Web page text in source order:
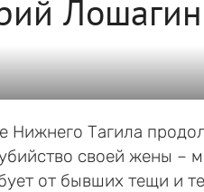
Нижнего Тагила
своей жены –
от бывших тещи и